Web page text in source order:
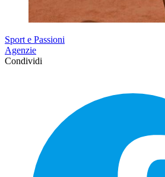
Sport e Passioni
Agenzie
Condividi